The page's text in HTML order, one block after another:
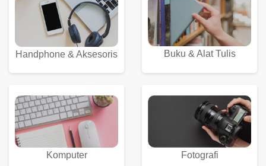
Handphone & Aksesoris Buku & Alat Tulis
Komputer Fotografi